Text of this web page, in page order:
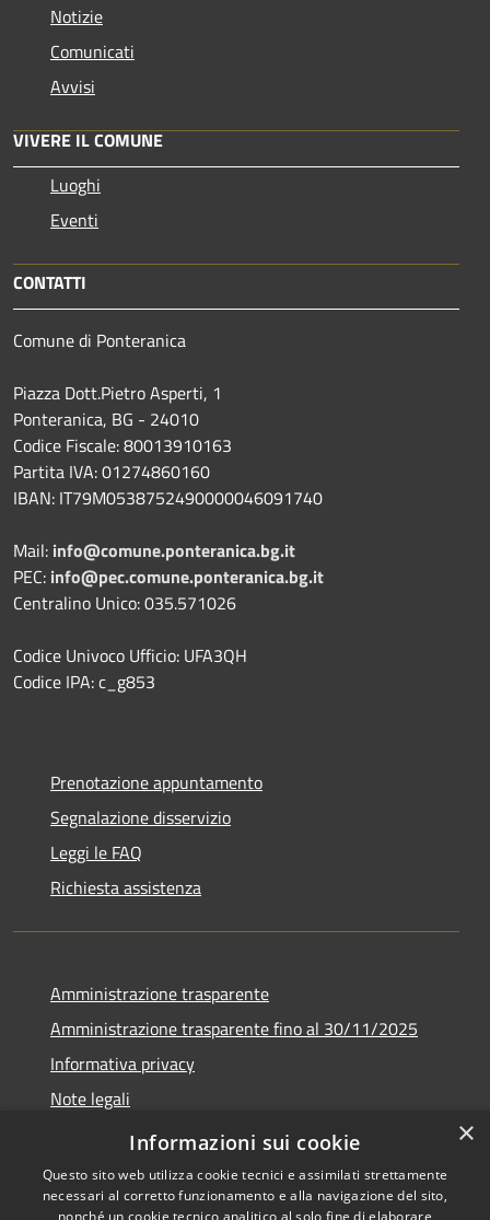
Notizie
Comunicati
Avvisi
VIVERE IL COMUNE
Luoghi
Eventi
CONTATTI
Comune di Ponteranica
Piazza Dott.Pietro Asperti, 1
Ponteranica, BG - 24010
Codice Fiscale: 80013910163
Partita IVA: 01274860160
IBAN: IT79M0538752490000046091740
Mail: info@comune.ponteranica.bg.it
PEC: info@pec.comune.ponteranica.bg.it
Centralino Unico: 035.571026
Codice Univoco Ufficio: UFA3QH
Codice IPA: c_g853
Prenotazione appuntamento
Segnalazione disservizio
Leggi le FAQ
Richiesta assistenza
Amministrazione trasparente
Amministrazione trasparente fino al 30/11/2025
Informativa privacy
Note legali
Dichiarazione di accessibilità
×
Informazioni sui cookie
Questo sito web utilizza cookie tecnici e assimilati strettamente
necessari al corretto funzionamento e alla navigazione del sito,
nonché un cookie tecnico analitico al solo fine di elaborare